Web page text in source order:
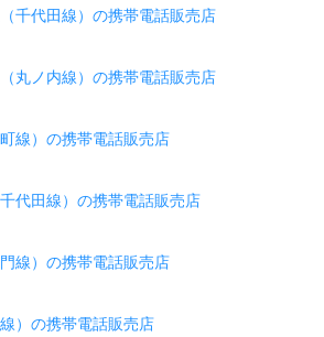
千代田線）の携帯電話販売店
丸ノ内線）の携帯電話販売店
線）の携帯電話販売店
代田線）の携帯電話販売店
線）の携帯電話販売店
）の携帯電話販売店